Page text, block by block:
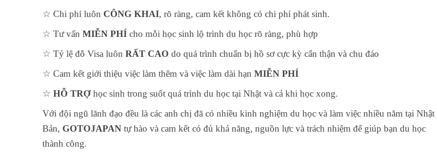
☆ Chi phí luôn CÔNG KHAI, rõ ràng, cam kết không có chi phí phát sinh.
☆ Tư vấn MIỄN PHÍ cho mỗi học sinh lộ trình du học rõ ràng, phù hợp
☆ Tỷ lệ đỗ Visa luôn RẤT CAO do quá trình chuẩn bị hồ sơ cực kỳ cẩn thận và chu đáo
☆ Cam kết giới thiệu việc làm thêm và việc làm dài hạn MIỄN PHÍ
☆ HỖ TRỢ học sinh trong suốt quá trình du học tại Nhật và cả khi học xong.
Với đội ngũ lãnh đạo đều là các anh chị đã có nhiều kinh nghiệm du học và làm việc nhiều năm tại Nhật
Bản, GOTOJAPAN tự hào và cam kết có đủ khả năng, nguồn lực và trách nhiệm để giúp bạn du học
thành công.